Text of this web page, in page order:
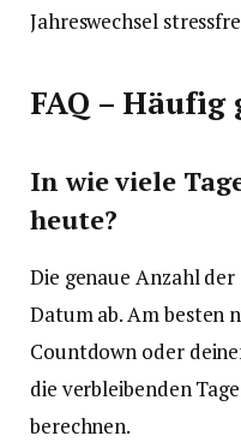
Jahreswechsel
FAQ –
In wie viele
heute?
Die genaue Anzahl
Datum ab. Am besten
Countdown oder
die verbleibenden
berechnen.